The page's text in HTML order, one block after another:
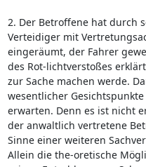
2. Der Betroffene hat durch
Verteidiger mit
eingeräumt, der Fahrer
des Rot-lichtverstoßes
zur Sache machen werde.
wesentlicher
erwarten. Denn es ist nicht
der anwaltlich vertretene
Sinne einer weiteren
Allein die the-oretische